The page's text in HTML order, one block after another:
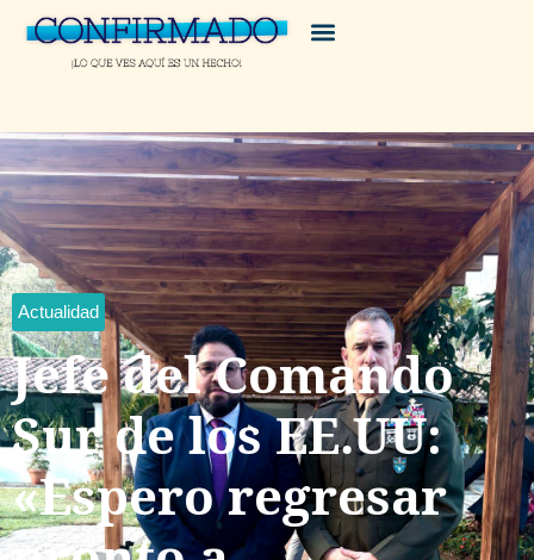
Actualidad
Jefe del Comando
Sur de los EE.UU:
«Espero regresar